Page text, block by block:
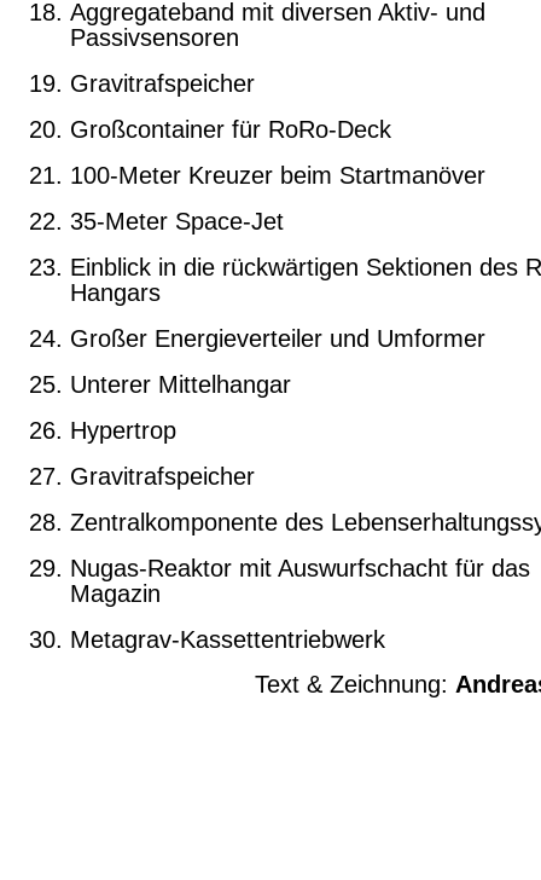
Aggregateband mit diversen Aktiv- und
Passivsensoren
Gravitrafspeicher
Großcontainer für RoRo-Deck
100-Meter Kreuzer beim Startmanöver
35-Meter Space-Jet
Einblick in die rückwärtigen Sektionen des
Hangars
Großer Energieverteiler und Umformer
Unterer Mittelhangar
Hypertrop
Gravitrafspeicher
Zentralkomponente des
Nugas-Reaktor mit Auswurfschacht für das
Magazin
Metagrav-Kassettentriebwerk
Text & Zeichnung: